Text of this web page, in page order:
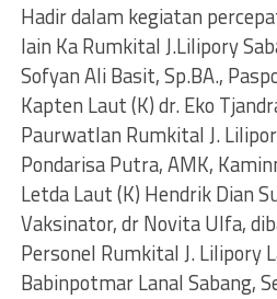
Hadir dalam kegiatan
lain Ka Rumkital J.Lilipory
Sofyan Ali Basit, Sp.BA.,
Kapten Laut (K) dr. Eko
Paurwatlan Rumkital J.
Pondarisa Putra, AMK,
Letda Laut (K) Hendrik Dian
Vaksinator, dr Novita Ulfa,
Personel Rumkital J. Lilipory
Babinpotmar Lanal Sabang,